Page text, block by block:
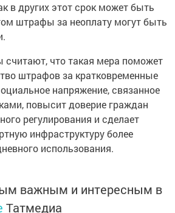
в других этот срок может быть
штрафы за неоплату могут быть
что такая мера поможет
штрафов за кратковременные
напряжение, связанное
повысит доверие граждан
регулирования и сделает
инфраструктуру более
использования.
важным и интересным в
Татмедиа